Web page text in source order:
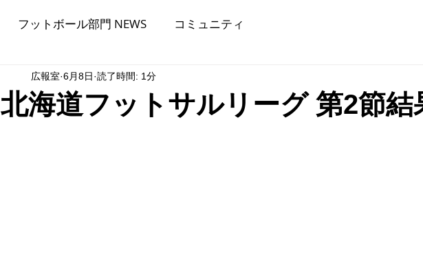
フットボール部門 NEWS コミュニティ
北海道フットサルリーグ 第2節結
広報室 6月8日 読了時間: 1分